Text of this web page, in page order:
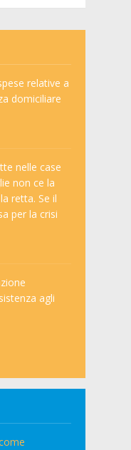
relative a
domiciliare
nelle case
non ce la
retta. Se il
per la crisi
agli